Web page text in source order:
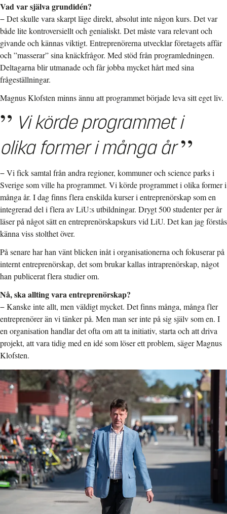
Vad var själva grundidén?
− Det skulle vara skarpt läge direkt, absolut inte någon kurs. Det var
både lite kontroversiellt och genialiskt. Det måste vara relevant och
givande och kännas viktigt. Entreprenörerna utvecklar företagets affär
och ”masserar” sina knäckfrågor. Med stöd från programledningen.
Deltagarna blir utmanade och får jobba mycket hårt med sina
frågeställningar.
Magnus Klofsten minns ännu att programmet började leva sitt eget liv.
Vi körde programmet i
olika former i många år
− Vi fick samtal från andra regioner, kommuner och science parks i
Sverige som ville ha programmet. Vi körde programmet i olika former i
många år. I dag finns flera enskilda kurser i entreprenörskap som en
integrerad del i flera av LiU:s utbildningar. Drygt 500 studenter per år
läser på något sätt en entreprenörskapskurs vid LiU. Det kan jag förstås
känna viss stolthet över.
På senare har han vänt blicken inåt i organisationerna och fokuserar på
internt entreprenörskap, det som brukar kallas intraprenörskap, något
han publicerat flera studier om.
Nå, ska allting vara entreprenörskap?
− Kanske inte allt, men väldigt mycket. Det finns många, många fler
entreprenörer än vi tänker på. Men man ser inte på sig själv som en. I
en organisation handlar det ofta om att ta initiativ, starta och att driva
projekt, att vara tidig med en idé som löser ett problem, säger Magnus
Klofsten.